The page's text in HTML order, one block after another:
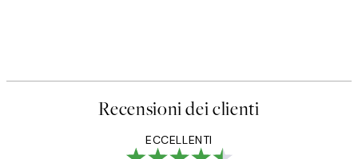
Recensioni dei clienti
ECCELLENTI